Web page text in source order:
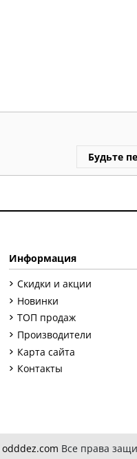
Будьте
Информация
Скидки и акции
Новинки
ТОП продаж
Производители
Карта сайта
Контакты
odddez.com Все права